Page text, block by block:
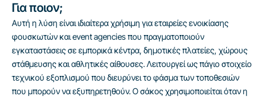
Για ποιον;
Αυτή η λύση είναι ιδιαίτερα χρήσιμη για εταιρείες ενοικίασης
φουσκωτών και event agencies που πραγματοποιούν
εγκαταστάσεις σε εμπορικά κέντρα, δημοτικές πλατείες, χώρους
στάθμευσης και αθλητικές αίθουσες. Λειτουργεί ως πάγιο στοιχείο
τεχνικού εξοπλισμού που διευρύνει το φάσμα των τοποθεσιών
που μπορούν να εξυπηρετηθούν. Ο σάκος χρησιμοποιείται όταν η